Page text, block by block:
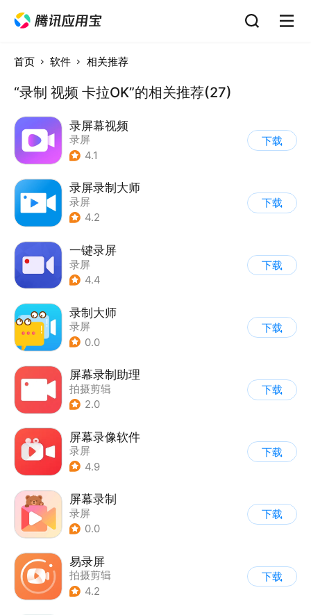
首页 软件 相关推荐
“录制 视频 卡拉OK”的相关推荐(27)
录屏幕视频
录屏
4.1
下载
录屏录制大师
录屏
4.2
下载
一键录屏
录屏
4.4
下载
录制大师
录屏
0.0
下载
屏幕录制助理
拍摄剪辑
2.0
下载
屏幕录像软件
录屏
4.9
下载
屏幕录制
录屏
0.0
下载
易录屏
拍摄剪辑
4.2
下载